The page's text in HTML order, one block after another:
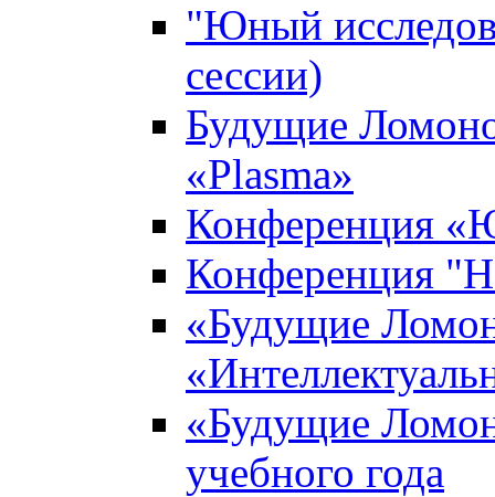
"Юный
сессии)
Будущие
«Plasma»
Конференция
Конференция
«Будущие
«Будущие
учебного года